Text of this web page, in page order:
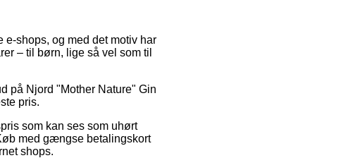
e-shops, og med det motiv har
– til børn, lige så vel som til
på Njord "Mother Nature" Gin
pris.
som kan ses som uhørt
med gængse betalingskort
shops.